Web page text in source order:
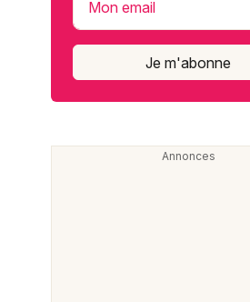
Mon email
Je m'abonne